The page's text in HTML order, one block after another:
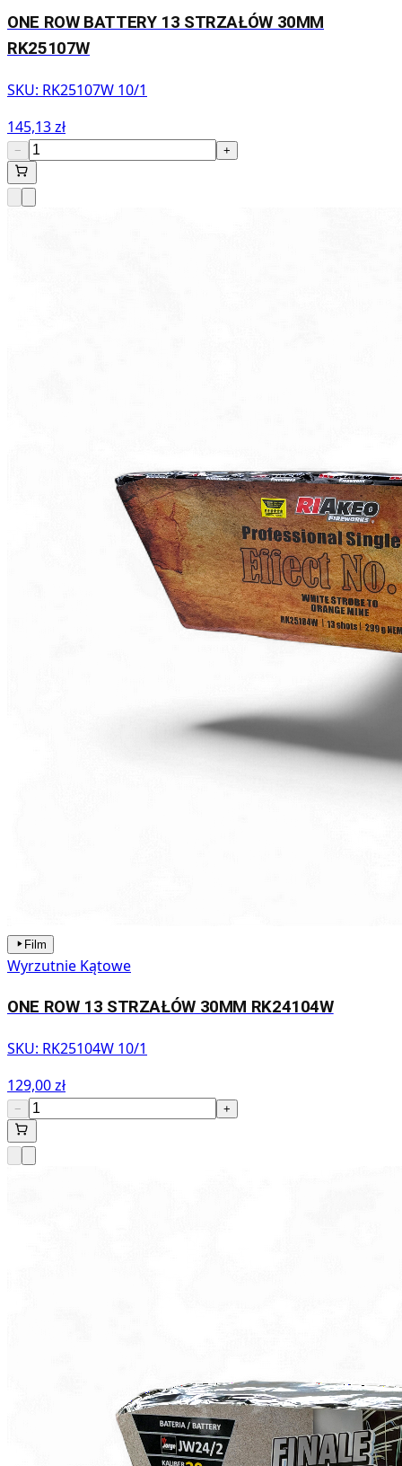
ONE ROW BATTERY 13 STRZAŁÓW 30MM
RK25107W
SKU: RK25107W 10/1
145,13 zł
− +
Film
Wyrzutnie Kątowe
ONE ROW 13 STRZAŁÓW 30MM RK24104W
SKU: RK25104W 10/1
129,00 zł
− +